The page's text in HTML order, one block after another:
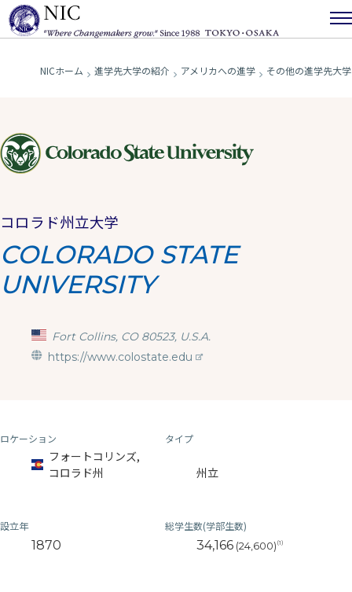
NICホーム 進学先大学の紹介 アメリカへの進学 その他の進学先大学
コロラド州立大学
COLORADO STATE
UNIVERSITY
Fort Collins, CO 80523, U.S.A.
https://www.colostate.edu
ロケーション
フォートコリンズ,
コロラド州
タイプ
州立
設立年
1870
総学生数(学部生数)
34,166 (24,600) (1)